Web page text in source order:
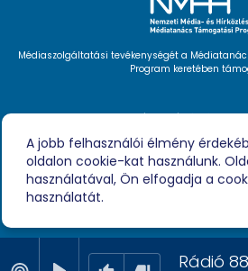
Hírlevél
Videóink
Podcast
Híreink
Impresszum
Médiaszolgáltatási tevékenységét a
Program keretében
Rádió 88
A jobb felhasználói élmény
oldalon cookie-kat használunk.
használatával, Ön elfogadja a
használatát.